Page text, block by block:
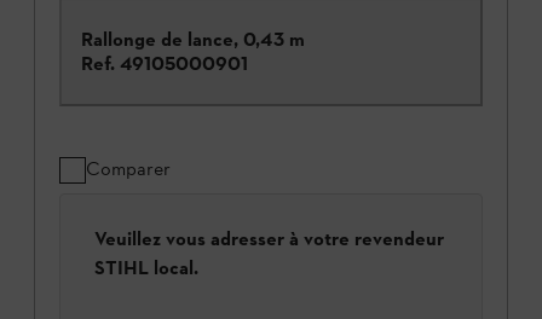
Rallonge de lance, 0,43 m
Ref. 49105000901
Comparer
Veuillez vous adresser à votre revendeur
STIHL local.